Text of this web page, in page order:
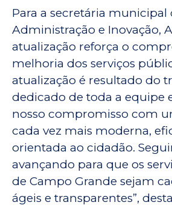
Para a secretária municipal
Administração e Inovação,
atualização reforça o
melhoria dos serviços
atualização é resultado do
dedicado de toda a equipe
nosso compromisso com
cada vez mais moderna,
orientada ao cidadão.
avançando para que os
de Campo Grande sejam
ágeis e transparentes”,